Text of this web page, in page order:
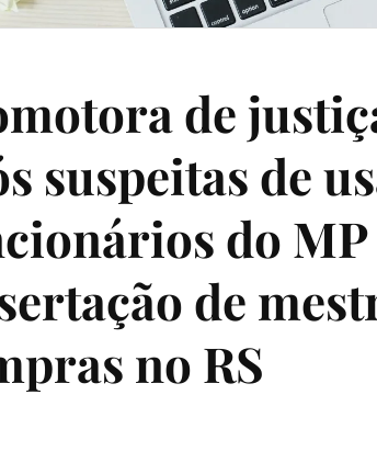
de
suspeitas de
do
de
no RS